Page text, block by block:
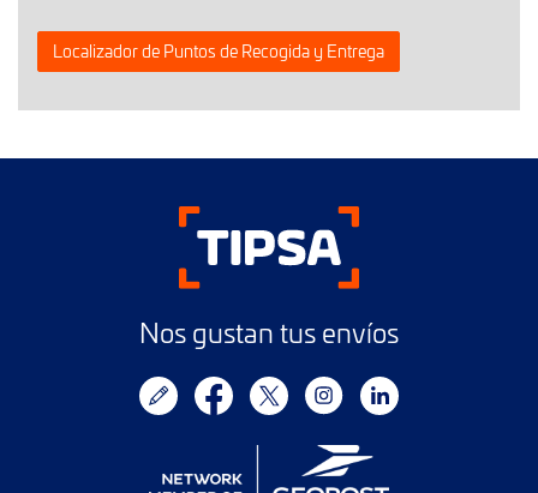
Localizador de Puntos de Recogida y Entrega
Nos gustan tus envíos